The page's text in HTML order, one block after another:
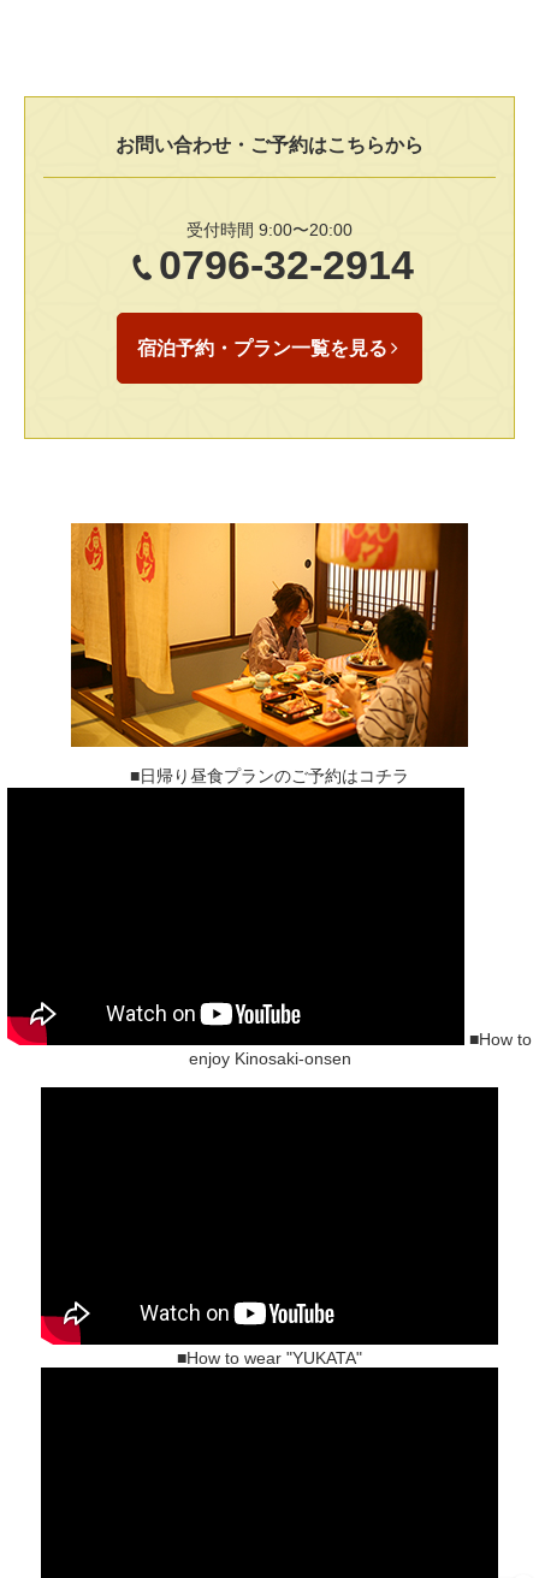
お問い合わせ・ご予約はこちらから
受付時間 9:00〜20:00
0796-32-2914
宿泊予約・プラン一覧を見る
■日帰り昼食プランのご予約はコチラ
■How to
enjoy Kinosaki-onsen
■How to wear "YUKATA"